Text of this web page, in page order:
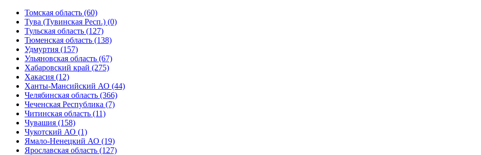
Томская область (60)
Тува (Тувинская Респ.) (0)
Тульская область (127)
Тюменская область (138)
Удмуртия (157)
Ульяновская область (67)
Хабаровский край (275)
Хакасия (12)
Ханты-Мансийский АО (44)
Челябинская область (366)
Чеченская Республика (7)
Читинская область (11)
Чувашия (158)
Чукотский АО (1)
Ямало-Ненецкий АО (19)
Ярославская область (127)